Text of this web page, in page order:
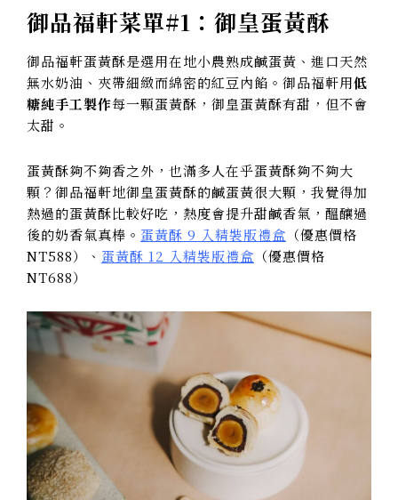
御品福軒菜單#1：御皇蛋黃酥
御品福軒蛋黃酥是選用在地小農熟成鹹蛋黃、進口天然
無水奶油、夾帶細緻而綿密的紅豆內餡。御品福軒用低
糖純手工製作每一顆蛋黃酥，御皇蛋黃酥有甜，但不會
太甜。
蛋黃酥夠不夠香之外，也滿多人在乎蛋黃酥夠不夠大
顆？御品福軒地御皇蛋黃酥的鹹蛋黃很大顆，我覺得加
熱過的蛋黃酥比較好吃，熱度會提升甜鹹香氣，醞釀過
後的奶香氣真棒。 蛋黃酥 9 入精裝版禮盒 （優惠價格
NT588）、 蛋黃酥 12 入精裝版禮盒 （優惠價格
NT688）